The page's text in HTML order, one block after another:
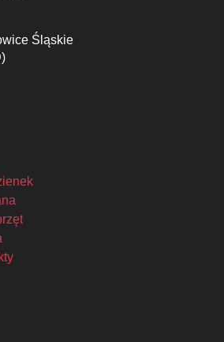
Śląskie